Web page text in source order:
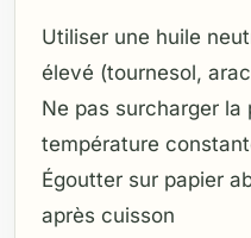
Utiliser une huile
élevé (tournesol,
Ne pas surcharger la
température
Égoutter sur papier
après cuisson